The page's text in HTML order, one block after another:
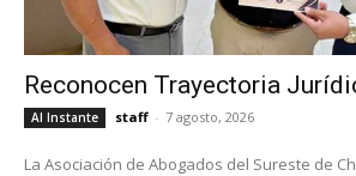
Reconocen Trayectoria
Al Instante staff - 7 agosto, 2026
La Asociación de Abogados del Sureste de